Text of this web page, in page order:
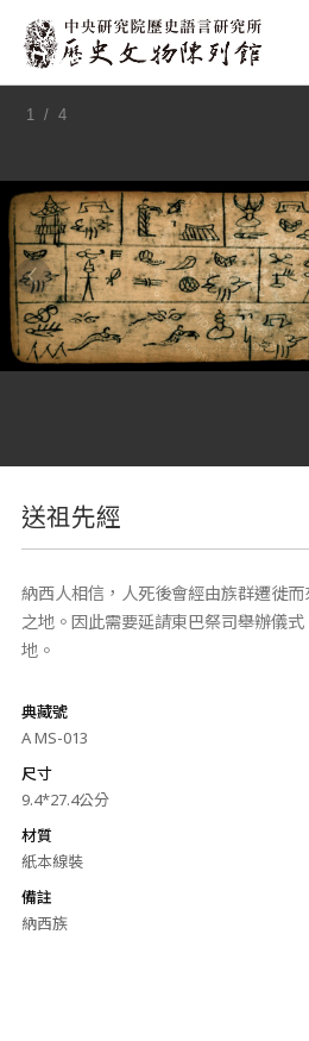
:::
1 / 4
送祖先經
納西人相信，人死後會經由族群遷徙
之地。因此需要延請東巴祭司舉辦儀
地。
典藏號
A MS-013
尺寸
9.4*27.4公分
材質
紙本線裝
備註
納西族